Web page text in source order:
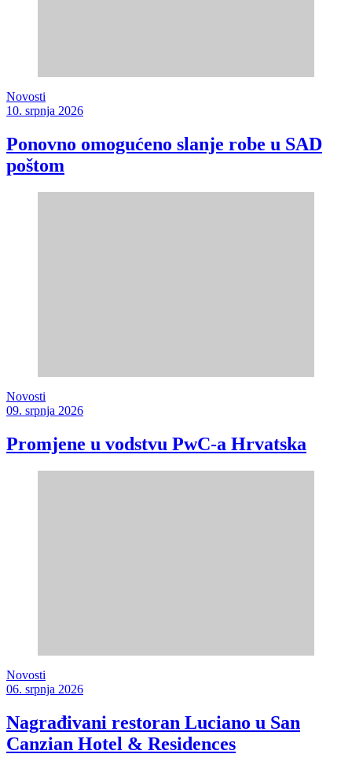
Novosti
10. srpnja 2026
Ponovno omogućeno slanje robe u SAD
poštom
Novosti
09. srpnja 2026
Promjene u vodstvu PwC-a Hrvatska
Novosti
06. srpnja 2026
Nagrađivani restoran Luciano u San
Canzian Hotel & Residences